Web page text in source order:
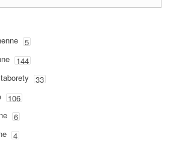
5
144
33
106
6
4